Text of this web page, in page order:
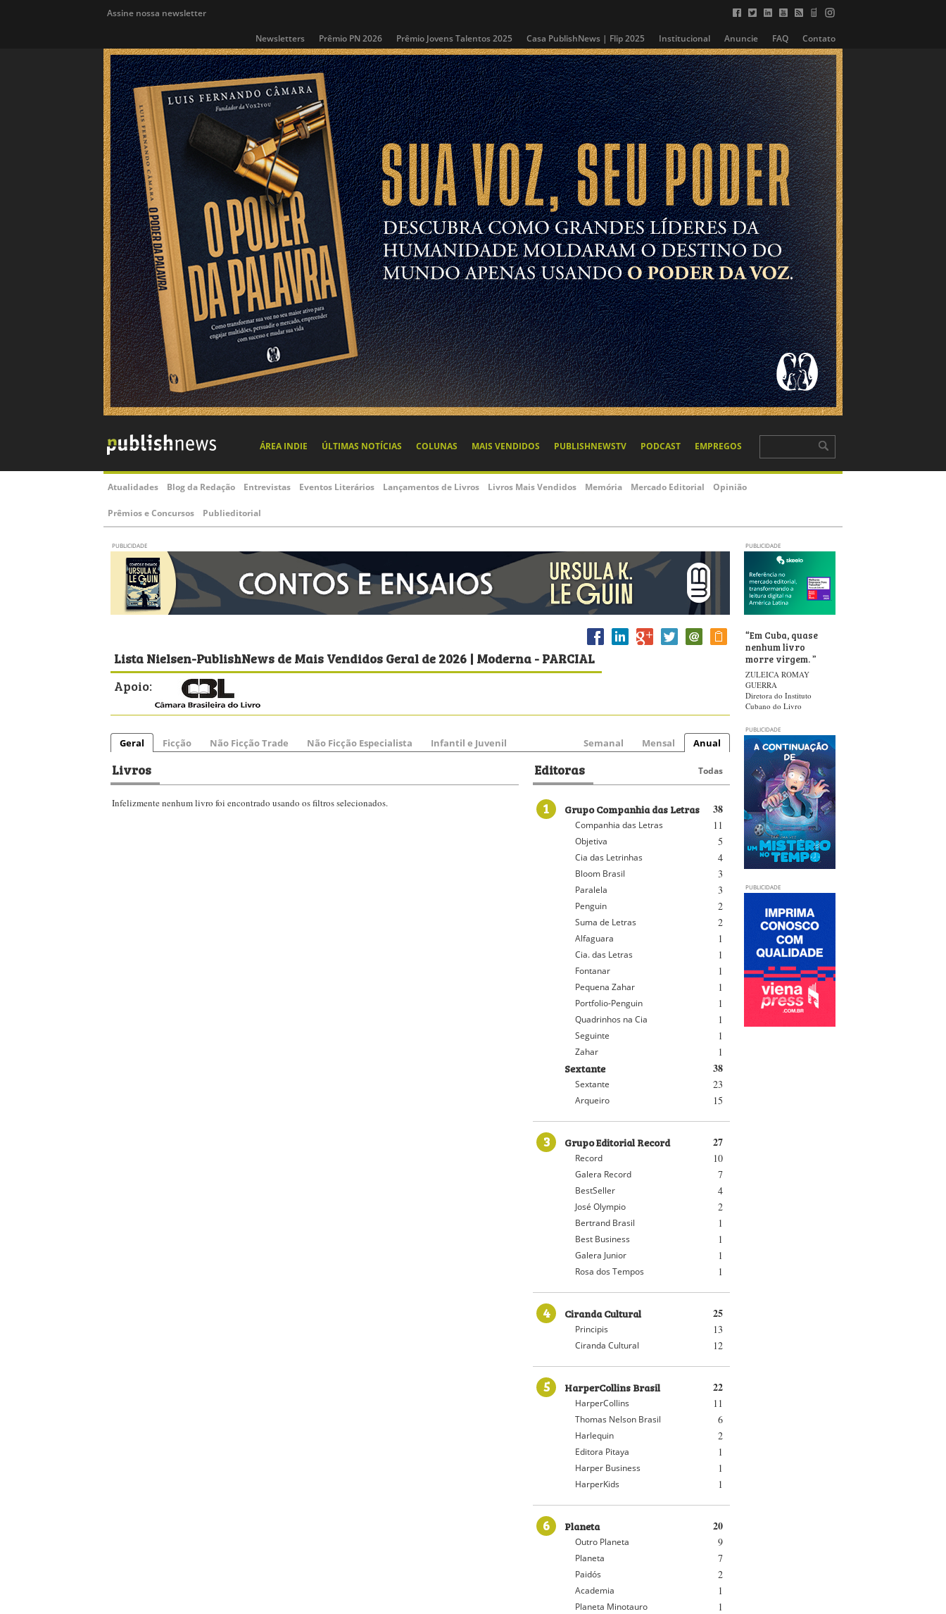
Assine nossa newsletter
Newsletters Prêmio PN 2026 Prêmio Jovens Talentos 2025 Casa PublishNews | Flip 2025 Institucional Anuncie FAQ Contato
ÁREA INDIE ÚLTIMAS NOTÍCIAS COLUNAS MAIS VENDIDOS PUBLISHNEWSTV PODCAST EMPREGOS
Atualidades Blog da Redação Entrevistas Eventos Literários Lançamentos de Livros Livros Mais Vendidos Memória Mercado Editorial Opinião
Prêmios e Concursos Publieditorial
PUBLICIDADE PUBLICIDADE
Lista Nielsen-PublishNews de Mais Vendidos Geral de 2026 | Moderna - PARCIAL
Apoio:
Geral Ficção Não Ficção Trade Não Ficção Especialista Infantil e Juvenil Semanal Mensal Anual
Livros
Infelizmente nenhum livro foi encontrado usando os filtros selecionados.
Editoras Todas
1 38
Grupo Companhia das Letras
11
Companhia das Letras
5
Objetiva
4
Cia das Letrinhas
3
Bloom Brasil
3
Paralela
2
Penguin
2
Suma de Letras
1
Alfaguara
1
Cia. das Letras
1
Fontanar
1
Pequena Zahar
1
Portfolio-Penguin
1
Quadrinhos na Cia
1
Seguinte
1
Zahar
38
Sextante
23
Sextante
15
Arqueiro
3 27
Grupo Editorial Record
10
Record
7
Galera Record
4
BestSeller
2
José Olympio
1
Bertrand Brasil
1
Best Business
1
Galera Junior
1
Rosa dos Tempos
4 25
Ciranda Cultural
13
Principis
12
Ciranda Cultural
5 22
HarperCollins Brasil
11
HarperCollins
6
Thomas Nelson Brasil
2
Harlequin
1
Editora Pitaya
1
Harper Business
1
HarperKids
6 20
Planeta
9
Outro Planeta
7
Planeta
2
Paidós
1
Academia
1
Planeta Minotauro
“Em Cuba, quase
nenhum livro
morre virgem.”
ZULEICA ROMAY
GUERRA
Diretora do Instituto
Cubano do Livro
PUBLICIDADE
PUBLICIDADE